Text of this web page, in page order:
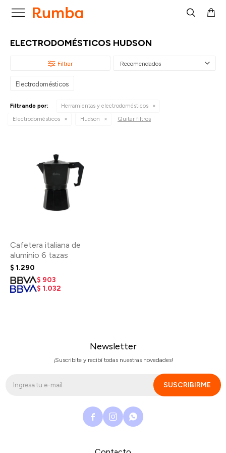

ELECTRODOMÉSTICOS HUDSON
Recomendados
Electrodomésticos
Filtrando por:
Herramientas y electrodomésticos
Electrodomésticos
Hudson Quitar filtros
Cafetera italiana de
aluminio 6 tazas
$ 1.290
$ 903
$ 1.032
Newsletter
¡Suscribite y recibí todas nuestras novedades!
SUSCRIBIRME
  